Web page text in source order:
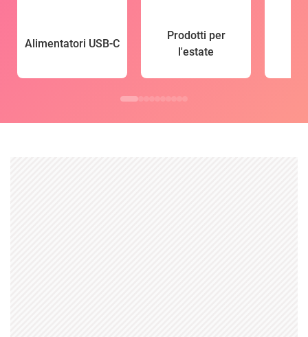
Alimentatori USB-C
Prodotti per
l'estate